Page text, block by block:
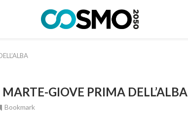
GIOVE PRIMA DELL’ALBA
Bookmark